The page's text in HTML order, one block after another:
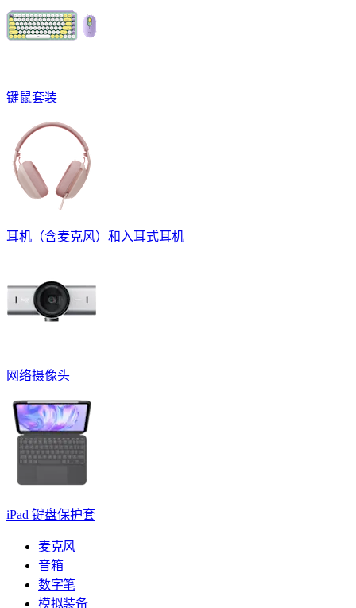
键鼠套装
耳机（含麦克风）和入耳式耳机
网络摄像头
iPad 键盘保护套
麦克风
音箱
数字笔
模拟装备